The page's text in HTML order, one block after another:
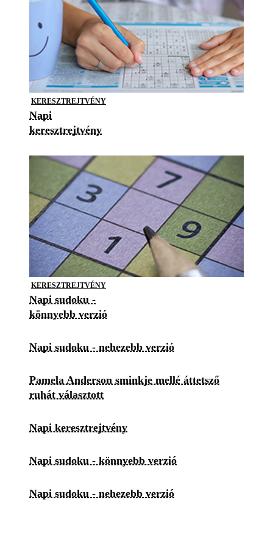
KERESZTREJTVÉNY
Napi
keresztrejtvény
KERESZTREJTVÉNY
Napi sudoku -
könnyebb verzió
Napi sudoku - nehezebb verzió
Pamela Anderson sminkje mellé áttetsző
ruhát választott
Napi keresztrejtvény
Napi sudoku - könnyebb verzió
Napi sudoku - nehezebb verzió